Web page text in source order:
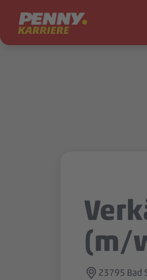
Zum Inhalt springen
(m/
23795 Bad